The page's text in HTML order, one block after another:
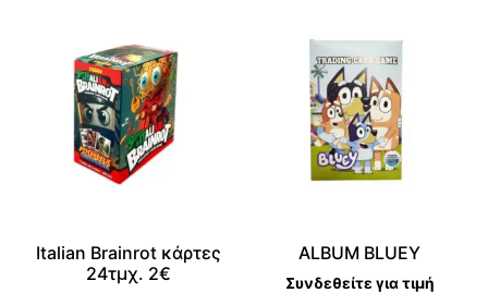
Italian Brainrot κάρτες
24τμχ. 2€
ALBUM BLUEY
Συνδεθείτε για τιμή